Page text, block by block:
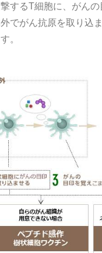
するT細胞に、がん
でがん抗原を取り込
。